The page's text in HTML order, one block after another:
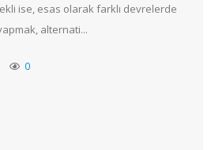
ise, esas olarak farklı devrelerde
alternati...
0